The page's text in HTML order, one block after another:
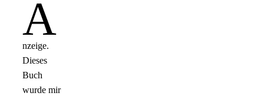
A
nzeige.
Dieses
Buch
wurde mir